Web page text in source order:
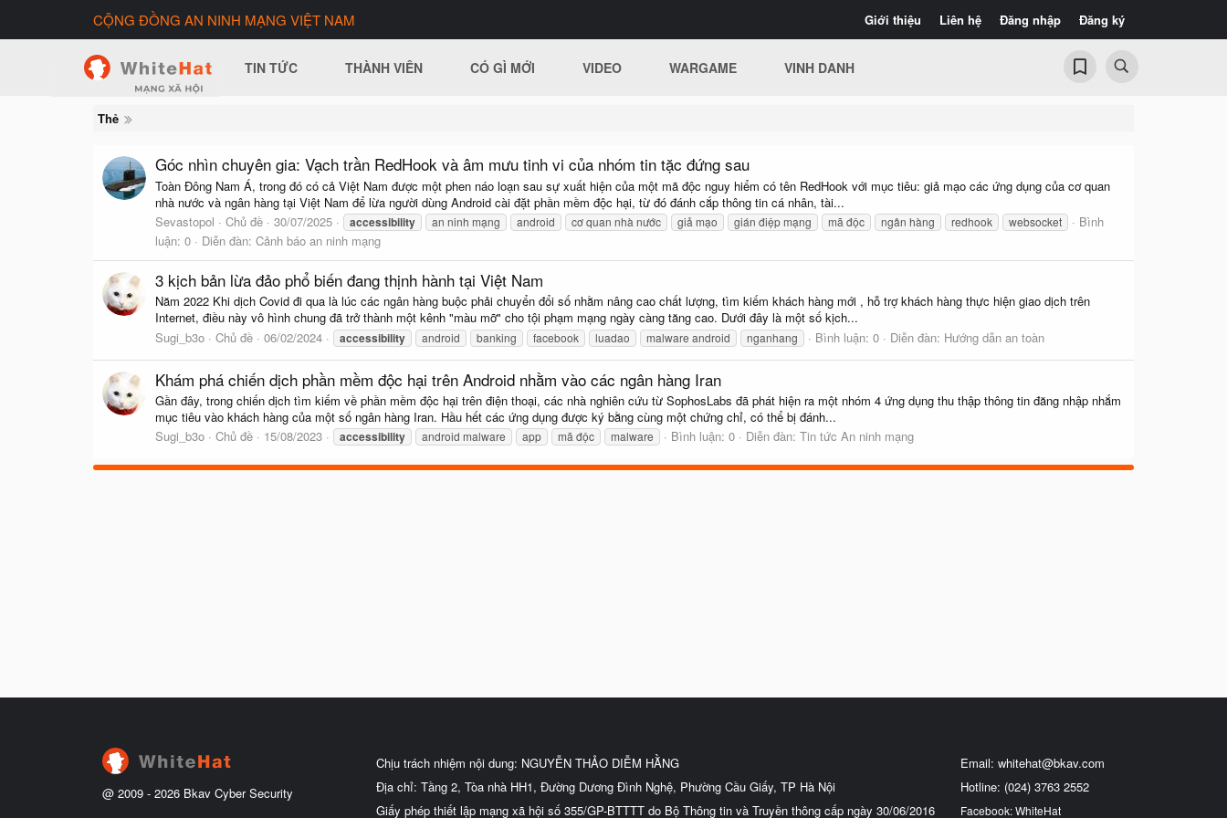
Giới thiệu Liên hệ Đăng nhập Đăng ký
CỘNG ĐỒNG AN NINH MẠNG VIỆT NAM
TIN TỨC THÀNH VIÊN CÓ GÌ MỚI VIDEO WARGAME VINH DANH
Thẻ
Góc nhìn chuyên gia: Vạch trần RedHook và âm mưu tinh vi của nhóm tin tặc đứng sau
Toàn Đông Nam Á, trong đó có cả Việt Nam được một phen náo loạn sau sự xuất hiện của một mã độc nguy hiểm có tên RedHook với mục tiêu: giả mạo các ứng dụng của cơ quan
nhà nước và ngân hàng tại Việt Nam để lừa người dùng Android cài đặt phần mềm độc hại, từ đó đánh cắp thông tin cá nhân, tài...
Sevastopol
Chủ đề 30/07/2025 accessibility an ninh mạng android cơ quan nhà nước giả mạo gián điệp mạng mã độc ngân hàng redhook websocket
Bình
luận: 0
Diễn đàn: Cảnh báo an ninh mạng
3 kịch bản lừa đảo phổ biến đang thịnh hành tại Việt Nam
Năm 2022 Khi dịch Covid đi qua là lúc các ngân hàng buộc phải chuyển đổi số nhằm nâng cao chất lượng, tìm kiếm khách hàng mới , hỗ trợ khách hàng thực hiện giao dịch trên
Internet, điều này vô hình chung đã trở thành một kênh "màu mỡ" cho tội phạm mạng ngày càng tăng cao. Dưới đây là một số kịch...
Sugi_b3o
Chủ đề 06/02/2024 accessibility android banking facebook luadao malware android nganhang Bình luận: 0 Diễn đàn: Hướng dẫn an toàn
Khám phá chiến dịch phần mềm độc hại trên Android nhằm vào các ngân hàng Iran
Gần đây, trong chiến dịch tìm kiếm về phần mềm độc hại trên điện thoại, các nhà nghiên cứu từ SophosLabs đã phát hiện ra một nhóm 4 ứng dụng thu thập thông tin đăng nhập nhắm
mục tiêu vào khách hàng của một số ngân hàng Iran. Hầu hết các ứng dụng được ký bằng cùng một chứng chỉ, có thể bị đánh...
Sugi_b3o
Chủ đề 15/08/2023 accessibility android malware app mã độc malware Bình luận: 0 Diễn đàn: Tin tức An ninh mạng
@ 2009 - 2026 Bkav Cyber Security
Chịu trách nhiệm nội dung: NGUYỄN THẢO DIỄM HẰNG
Địa chỉ: Tầng 2, Tòa nhà HH1, Đường Dương Đình Nghệ, Phường Cầu Giấy, TP Hà Nội
Giấy phép thiết lập mạng xã hội số 355/GP-BTTTT do Bộ Thông tin và Truyền thông cấp ngày 30/06/2016
Email: whitehat@bkav.com
Hotline: (024) 3763 2552
Facebook: WhiteHat